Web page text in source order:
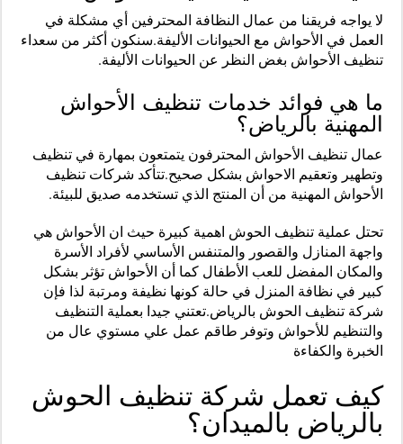
لا يواجه فريقنا من عمال النظافة المحترفين أي مشكلة في
العمل في الأحواش مع الحيوانات الأليفة.سنكون أكثر من سعداء
تنظيف الأحواش بغض النظر عن الحيوانات الأليفة.
ما هي فوائد خدمات تنظيف الأحواش
المهنية بالرياض؟
عمال تنظيف الأحواش المحترفون يتمتعون بمهارة في تنظيف
وتطهير وتعقيم الاحواش بشكل صحيح.تتأكد شركات تنظيف
الأحواش المهنية من أن المنتج الذي تستخدمه صديق للبيئة.
تحتل عملية تنظيف الحوش اهمية كبيرة حيث ان الأحواش هي
واجهة المنازل والقصور والمتنفس الأساسي لأفراد الأسرة
والمكان المفضل للعب الأطفال كما أن الأحواش تؤثر بشكل
كبير في نظافة المنزل في حالة كونها نظيفة ومرتبة لذا فإن
شركة تنظيف الحوش بالرياض.تعتني جيدا بعملية التنظيف
والتنظيم للأحواش وتوفر طاقم عمل علي مستوي عال من
الخبرة والكفاءة
كيف تعمل شركة تنظيف الحوش
بالرياض بالميدان؟